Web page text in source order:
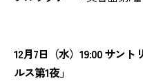
12月7日（水）19:00 サン
ルス第1夜」